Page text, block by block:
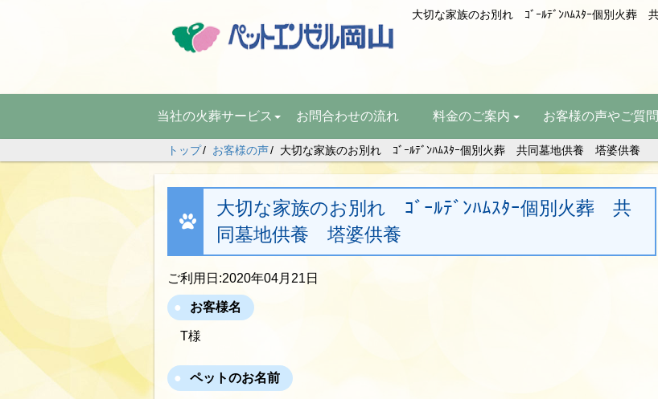
当社の火葬サービス お問合わせの流れ 料金のご案内 お客様の声やご質問
トップ お客様の声 大切な家族のお別れ ｺﾞｰﾙﾃﾞﾝﾊﾑｽﾀｰ個別火葬 共同墓地供養 塔婆供養
大切な家族のお別れ ｺﾞｰﾙﾃﾞﾝﾊﾑｽﾀｰ個別火葬 共
同墓地供養 塔婆供養
ご利用日:2020年04月21日
お客様名
T様
ペットのお名前